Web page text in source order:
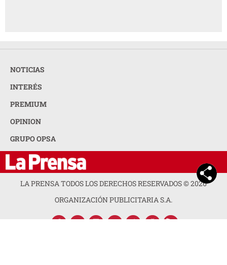
NOTICIAS
INTERÉS
PREMIUM
OPINION
GRUPO OPSA
LA PRENSA TODOS LOS DERECHOS RESERVADOS ©2026
ORGANIZACIÓN PUBLICITARIA S.A.